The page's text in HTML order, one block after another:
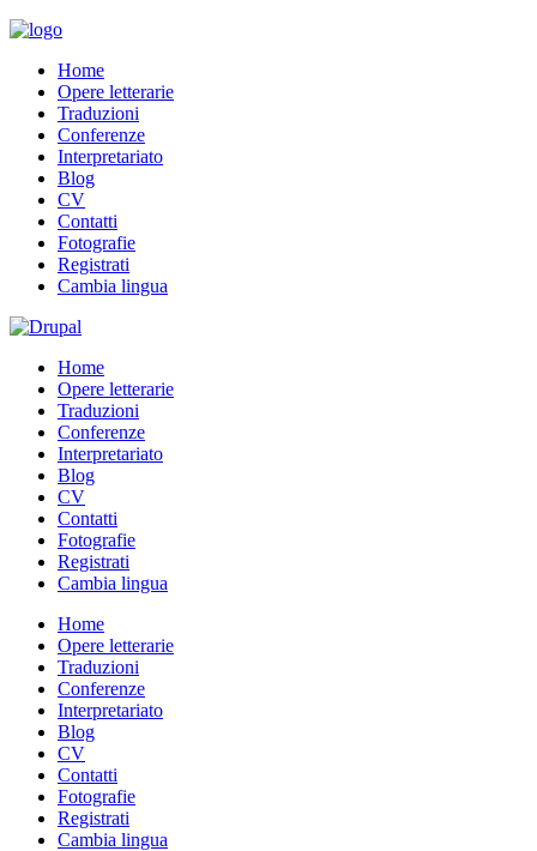
Home
Opere letterarie
Traduzioni
Conferenze
Interpretariato
Blog
CV
Contatti
Fotografie
Registrati
Cambia lingua
Home
Opere letterarie
Traduzioni
Conferenze
Interpretariato
Blog
CV
Contatti
Fotografie
Registrati
Cambia lingua
Home
Opere letterarie
Traduzioni
Conferenze
Interpretariato
Blog
CV
Contatti
Fotografie
Registrati
Cambia lingua